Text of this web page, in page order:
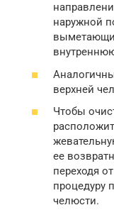
наружной
верхней
Чтобы
ее
переходя
процедуру
челюсти.